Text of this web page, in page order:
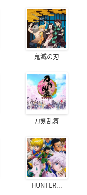
鬼滅の刃
刀剣乱舞
HUNTER...